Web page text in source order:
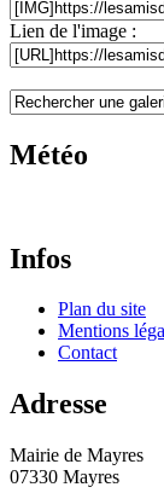
Lien de l'image :
Météo
Infos
Plan du site
Mentions
Contact
Adresse
Mairie de Mayres
07330 Mayres